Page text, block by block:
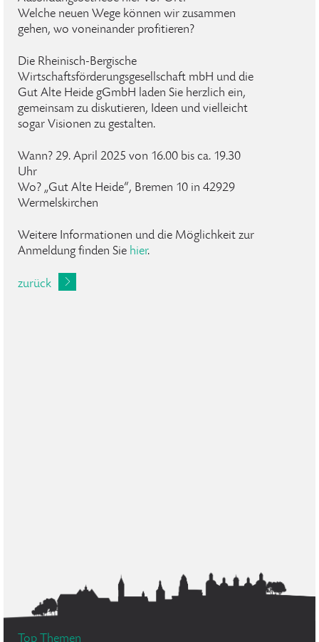
Welche neuen Wege können wir zusammen
gehen, wo voneinander profitieren?
Die Rheinisch-Bergische
Wirtschaftsförderungsgesellschaft mbH und die
Gut Alte Heide gGmbH laden Sie herzlich ein,
gemeinsam zu diskutieren, Ideen und vielleicht
sogar Visionen zu gestalten.
Wann? 29. April 2025 von 16.00 bis ca. 19.30
Uhr
Wo? „Gut Alte Heide“, Bremen 10 in 42929
Wermelskirchen
Weitere Informationen und die Möglichkeit zur
Anmeldung finden Sie hier.
zurück
Top Themen